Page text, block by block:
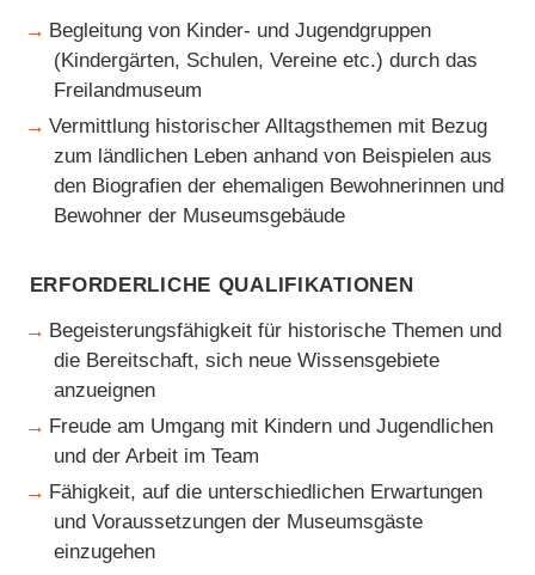
Begleitung von Kinder- und Jugendgruppen
(Kindergärten, Schulen, Vereine etc.) durch das
Freilandmuseum
Vermittlung historischer Alltagsthemen mit Bezug
zum ländlichen Leben anhand von Beispielen aus
den Biografien der ehemaligen Bewohnerinnen und
Bewohner der Museumsgebäude
Erforderliche Qualifikationen
Begeisterungsfähigkeit für historische Themen und
die Bereitschaft, sich neue Wissensgebiete
anzueignen
Freude am Umgang mit Kindern und Jugendlichen
und der Arbeit im Team
Fähigkeit, auf die unterschiedlichen Erwartungen
und Voraussetzungen der Museumsgäste
einzugehen